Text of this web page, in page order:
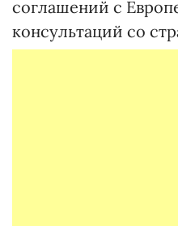
соглашений с
консультаций со